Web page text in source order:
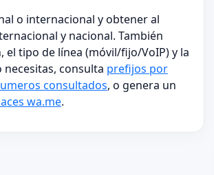
o internacional y obtener al
y nacional. También
tipo de línea (móvil/fijo/VoIP) y la
consulta prefijos por
consultados, o genera un
wa.me.